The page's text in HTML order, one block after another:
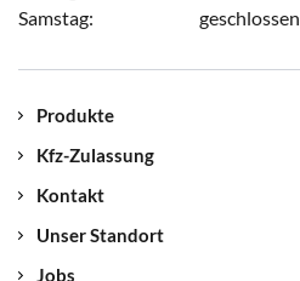
Samstag:
geschlossen
Produkte
Kfz-Zulassung
Kontakt
Unser Standort
Jobs